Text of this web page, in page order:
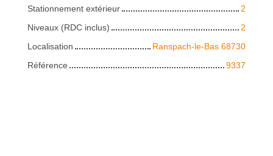
Stationnement extérieur
2
Niveaux (RDC inclus)
2
Localisation
Ranspach-le-Bas 68730
Référence
9337